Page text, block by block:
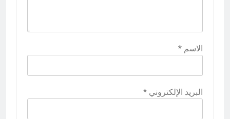
الاسم *
البريد الإلكتروني *